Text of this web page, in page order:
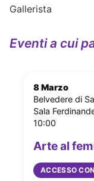
Gallerista
Eventi a cui
8 Marzo
Belvedere di
Sala
10:00
Arte al
ACCESSO